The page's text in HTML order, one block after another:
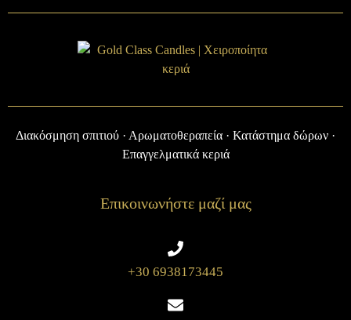
Διακόσμηση σπιτιού · Αρωματοθεραπεία · Κατάστημα δώρων ·
Επαγγελματικά κεριά
Επικοινωνήστε μαζί μας
+30 6938173445